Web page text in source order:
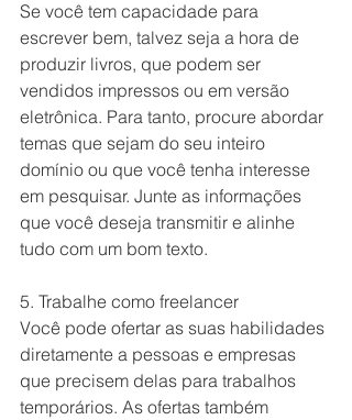
Se você tem capacidade para
escrever bem, talvez seja a hora de
produzir livros, que podem ser
vendidos impressos ou em versão
eletrônica. Para tanto, procure abordar
temas que sejam do seu inteiro
domínio ou que você tenha interesse
em pesquisar. Junte as informações
que você deseja transmitir e alinhe
tudo com um bom texto.
5. Trabalhe como freelancer
Você pode ofertar as suas habilidades
diretamente a pessoas e empresas
que precisem delas para trabalhos
temporários. As ofertas também